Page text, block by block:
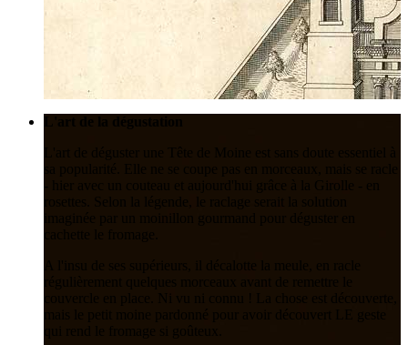
sa popularité. Elle ne se coupe pas en morceaux, mais se racle
- hier avec un couteau et aujourd'hui grâce à la Girolle - en
régulièrement quelques morceaux avant de remettre le
mais le petit moine pardonné pour avoir découvert LE geste